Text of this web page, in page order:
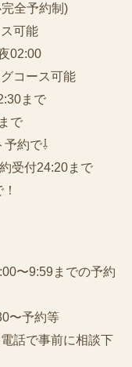
全予約制)
可能
02:00
コース可能
まで
で
予約で⇩
受付24:20まで
〜9:59までの予約
〜予約等
話で事前に相談下